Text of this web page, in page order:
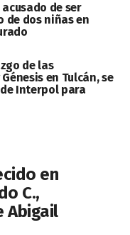
de ser
de dos niñas en
de las
en Tulcán, se
Interpol para
en
C.,
Abigail